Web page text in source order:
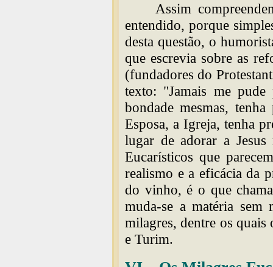
Assim
entendido, porque
desta questão, o
que escrevia sobre as
(fundadores do
texto: "Jamais me
bondade mesmas,
Esposa, a Igreja, tenha
lugar de adorar a
Eucarísticos que
realismo e a eficácia da
do vinho, é o que
muda-se a matéria sem
milagres, dentre os quais
e Turim.